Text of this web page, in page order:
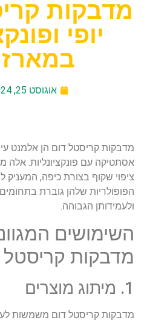
מדבקות
יופי
אוגוסט 25, 2024
מדבקות קריסטל דום הן אלמנט
אסתטיקה עם פונקציונליות.
ציפוי שקוף בצורת כיפה, המעניק
הפופולריות שלהן גוברת בתחומים
ולעמידותן הגבוהה.
השימושים
מדבקות קריסטל
1. מיתוג מוצרים
מדבקות קריסטל דום משמשות